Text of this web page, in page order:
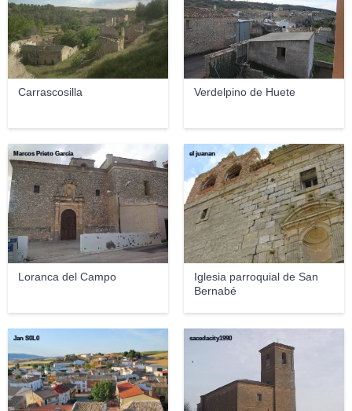
Carrascosilla Verdelpino de Huete
Loranca del Campo
Marcos Prieto García
Iglesia parroquial de San
Bernabé
el juanan
Jan S0L0 sacedacity1990